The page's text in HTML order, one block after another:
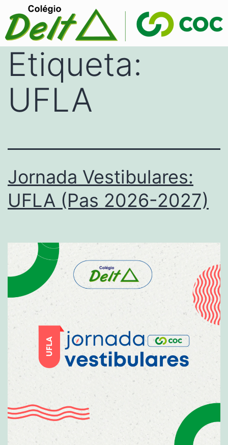
Etiqueta:
UFLA
Jornada Vestibulares:
UFLA (Pas 2026-2027)